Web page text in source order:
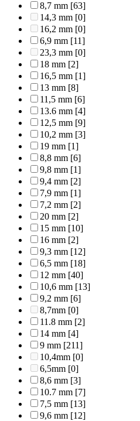
8,7 mm [63]
14,3 mm [0]
16,2 mm [0]
6,9 mm [11]
23,3 mm [0]
18 mm [2]
16,5 mm [1]
13 mm [8]
11,5 mm [6]
13.6 mm [4]
12,5 mm [9]
10,2 mm [3]
19 mm [1]
8,8 mm [6]
9,8 mm [1]
9,4 mm [2]
7,9 mm [1]
7,2 mm [2]
20 mm [2]
15 mm [10]
16 mm [2]
9,3 mm [12]
6,5 mm [18]
12 mm [40]
10,6 mm [13]
9,2 mm [6]
8,7mm [0]
11.8 mm [2]
14 mm [4]
9 mm [211]
10,4mm [0]
6,5mm [0]
8,6 mm [3]
10.7 mm [7]
7,5 mm [13]
9,6 mm [12]